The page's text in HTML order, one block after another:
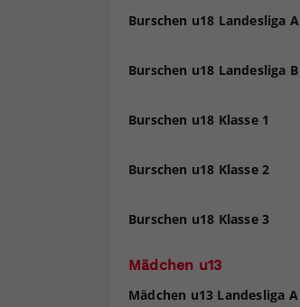
Burschen u18 Landesliga A
Burschen u18 Landesliga B
Burschen u18 Klasse 1
Burschen u18 Klasse 2
Burschen u18 Klasse 3
Mädchen u13
Mädchen u13 Landesliga A